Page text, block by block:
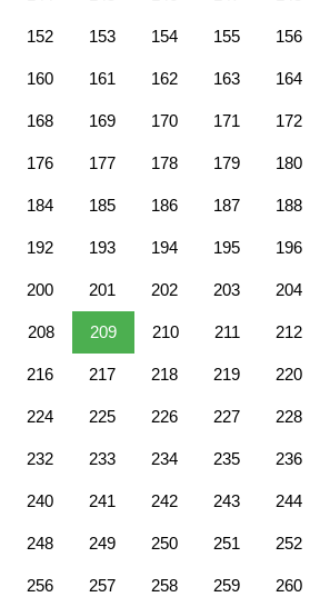
152 153 154 155 156
160 161 162 163 164
168 169 170 171 172
176 177 178 179 180
184 185 186 187 188
192 193 194 195 196
200 201 202 203 204
208 209 210 211 212
216 217 218 219 220
224 225 226 227 228
232 233 234 235 236
240 241 242 243 244
248 249 250 251 252
256 257 258 259 260